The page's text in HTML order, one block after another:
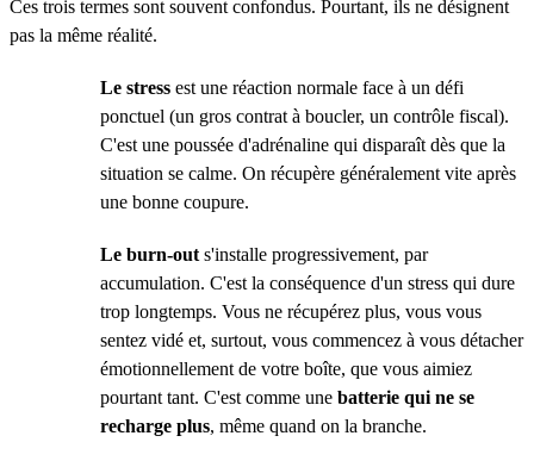
Ces trois termes sont souvent confondus. Pourtant, ils ne désignent
pas la même réalité.
Le stress est une réaction normale face à un défi
ponctuel (un gros contrat à boucler, un contrôle fiscal).
C'est une poussée d'adrénaline qui disparaît dès que la
situation se calme. On récupère généralement vite après
une bonne coupure.
Le burn-out s'installe progressivement, par
accumulation. C'est la conséquence d'un stress qui dure
trop longtemps. Vous ne récupérez plus, vous vous
sentez vidé et, surtout, vous commencez à vous détacher
émotionnellement de votre boîte, que vous aimiez
pourtant tant. C'est comme une batterie qui ne se
recharge plus, même quand on la branche.